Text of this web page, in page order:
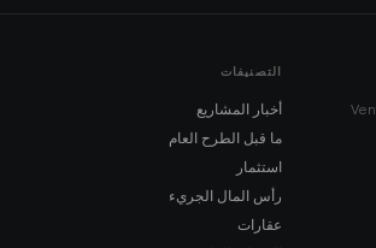
التصنيفات
أخبار المشاريع
ما قبل الطرح العام
استثمار
رأس المال الجريء
عقارات